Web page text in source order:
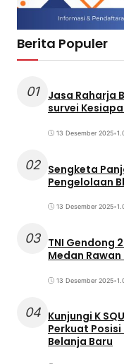
Berita Populer
01
Jasa Raharja
survei
13 Desember 2025•
02 Sengketa
Pengelolaan
13 Desember 2025•
03 TNI Gendong
Medan
13 Desember 2025•
04 Kunjungi K
Perkuat
Belanja Baru